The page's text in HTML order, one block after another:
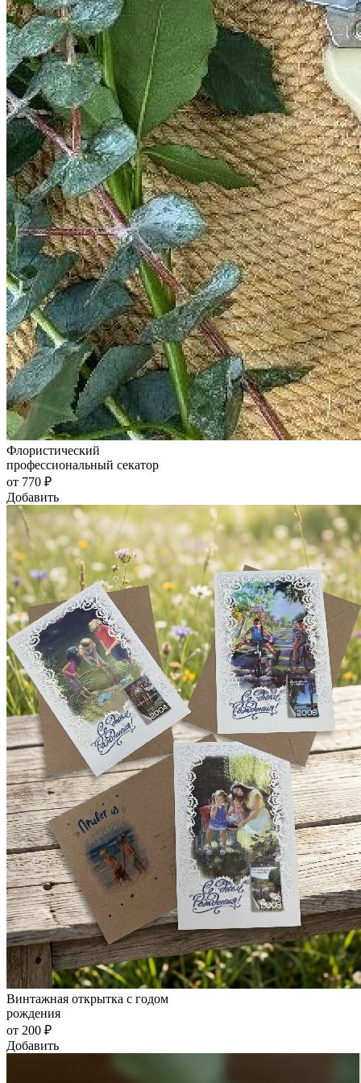
Флористический
профессиональный секатор
от 770 ₽
Добавить
Винтажная открытка с годом
рождения
от 200 ₽
Добавить